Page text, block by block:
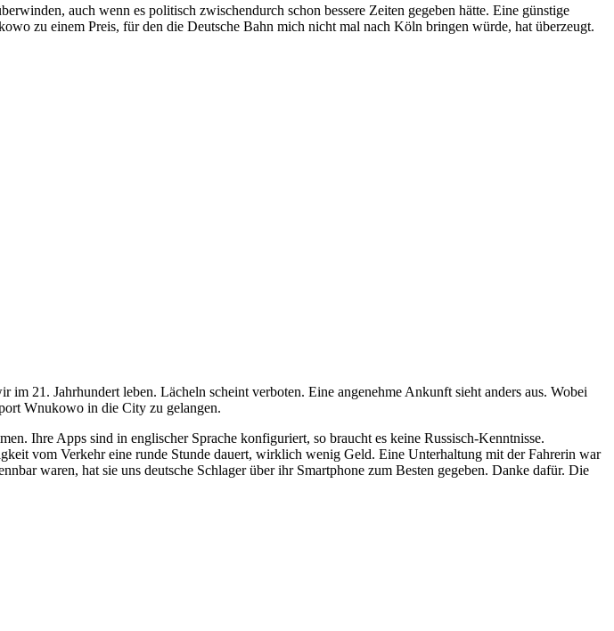
auch wenn es politisch zwischendurch schon bessere Zeiten gegeben hätte. Eine günstige
zu einem Preis, für den die Deutsche Bahn mich nicht mal nach Köln bringen würde, hat überzeugt.
21. Jahrhundert leben. Lächeln scheint verboten. Eine angenehme Ankunft sieht anders aus. Wobei
Wnukowo in die City zu gelangen.
Ihre Apps sind in englischer Sprache konfiguriert, so braucht es keine Russisch-Kenntnisse.
vom Verkehr eine runde Stunde dauert, wirklich wenig Geld. Eine Unterhaltung mit der Fahrerin war
waren, hat sie uns deutsche Schlager über ihr Smartphone zum Besten gegeben. Danke dafür. Die